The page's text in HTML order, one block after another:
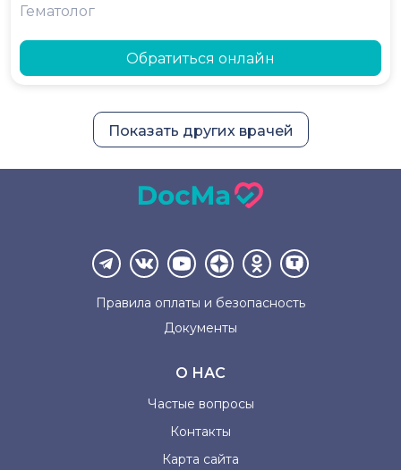
Гематолог
Обратиться онлайн
Показать других врачей
Правила оплаты и безопасность
Документы
О НАС
Частые вопросы
Контакты
Карта сайта